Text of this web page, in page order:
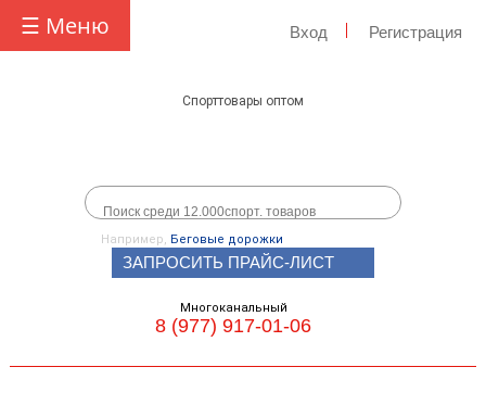
☰ Меню Вход Регистрация
Спорттовары оптом
Например, Беговые дорожки
ЗАПРОСИТЬ ПРАЙС-ЛИСТ
Многоканальный
8 (977) 917-01-06